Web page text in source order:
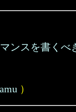
ンスを書くべ
）